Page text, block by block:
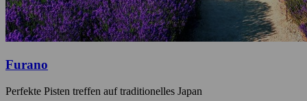
Furano
Perfekte Pisten treffen auf traditionelles Japan